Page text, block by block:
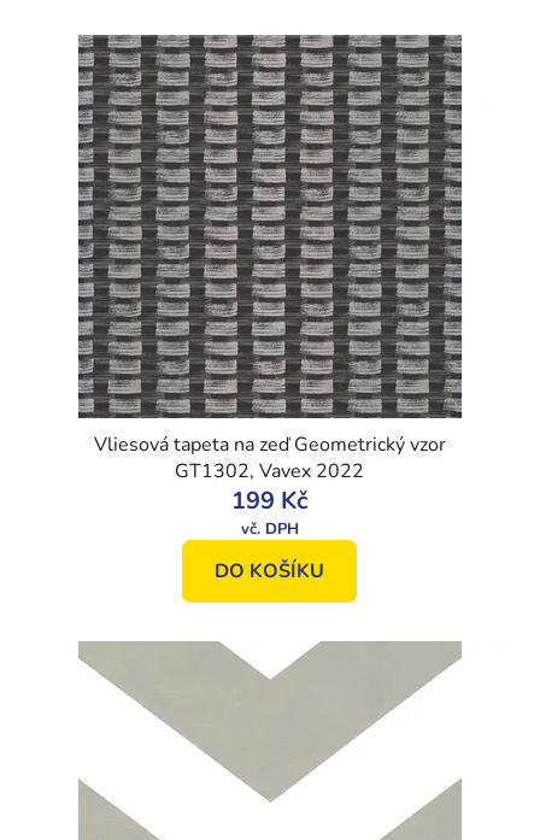
Vliesová tapeta na zeď Geometrický vzor
GT1302, Vavex 2022
199 Kč
DO KOŠÍKU